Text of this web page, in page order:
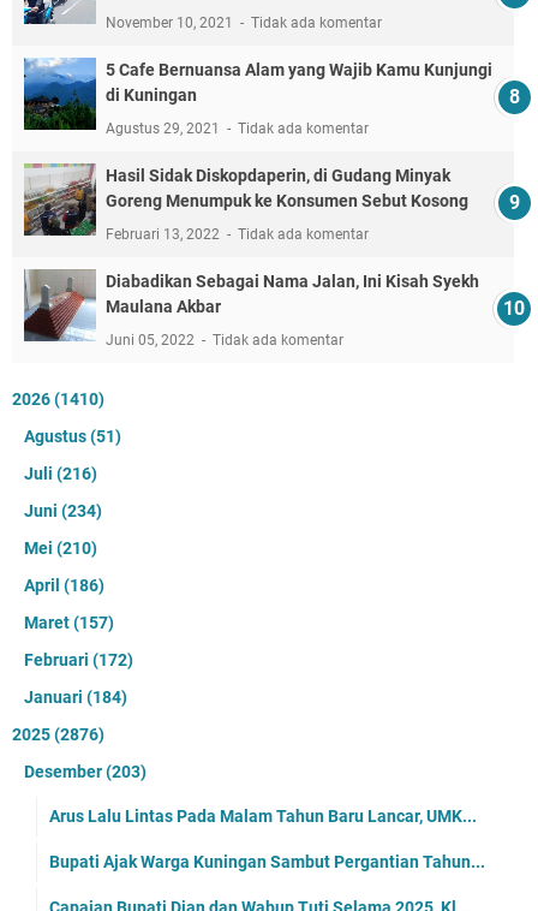
November 10, 2021 Tidak ada komentar
5 Cafe Bernuansa Alam yang Wajib Kamu Kunjungi
di Kuningan
Agustus 29, 2021 Tidak ada komentar
Hasil Sidak Diskopdaperin, di Gudang Minyak
Goreng Menumpuk ke Konsumen Sebut Kosong
Februari 13, 2022 Tidak ada komentar
Diabadikan Sebagai Nama Jalan, Ini Kisah Syekh
Maulana Akbar
Juni 05, 2022 Tidak ada komentar
2026(1410)
Agustus(51)
Juli (216)
Juni (234)
Mei (210)
April (186)
Maret(157)
Februari (172)
Januari (184)
2025(2876)
Desember(203)
Arus Lalu Lintas Pada Malam Tahun Baru Lancar, UMK...
Bupati Ajak Warga Kuningan Sambut Pergantian Tahun...